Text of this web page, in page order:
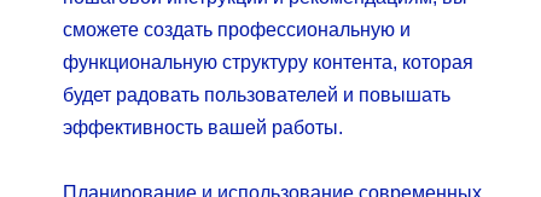
сможете создать профессиональную и
функциональную структуру контента, которая
будет радовать пользователей и повышать
эффективность вашей работы.